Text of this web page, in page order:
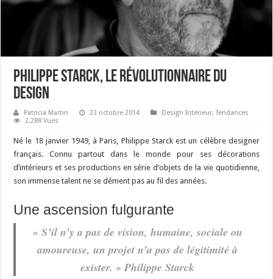
Philippe Starck, le révolutionnaire du
design
Patricia Martin 23 octobre 2014 Design Intérieur,Tendances
2,288 Vues
Né le 18 janvier 1949, à Paris, Philippe Starck est un célèbre designer
français. Connu partout dans le monde pour ses décorations
d’intérieurs et ses productions en série d’objets de la vie quotidienne,
son immense talent ne se dément pas au fil des années.
Une ascension fulgurante
« S’il n’y a pas de vision, humaine, sociale ou
amoureuse, un projet n’a pas de légitimité à
exister. » Philippe Starck